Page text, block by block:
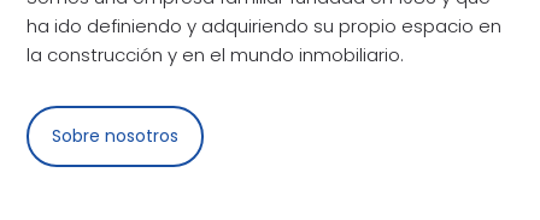
ha ido definiendo y adquiriendo su propio espacio en
la construcción y en el mundo inmobiliario.
Sobre nosotros